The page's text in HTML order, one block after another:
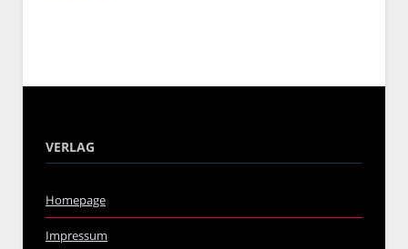
VERLAG
Homepage
Impressum